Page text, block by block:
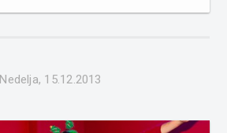
Nedelja, 15.12.2013